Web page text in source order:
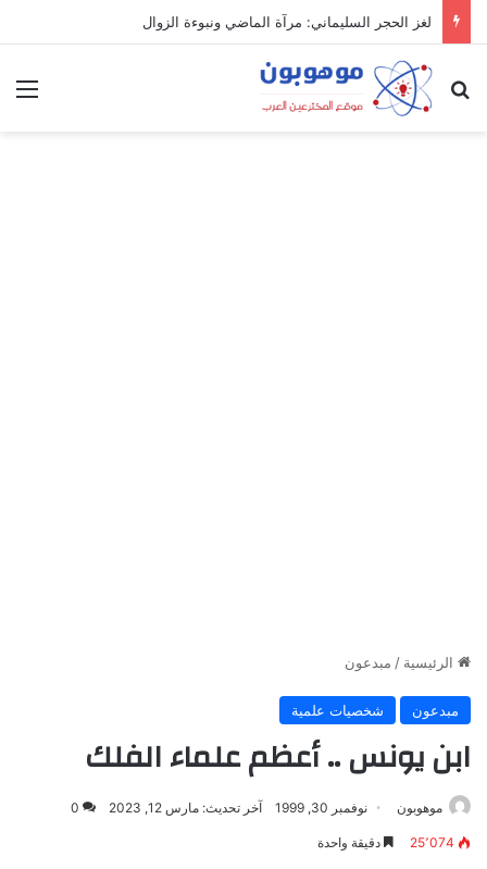
لغز الحجر السليماني: مرآة الماضي ونبوءة الزوال
بحث عن
الرئيسية / مبدعون
مبدعون شخصيات علمية
ابن يونس .. أعظم علماء الفلك
موهوبون نوفمبر 30, 1999 آخر تحديث: مارس 12, 2023 0
25٬074 دقيقة واحدة